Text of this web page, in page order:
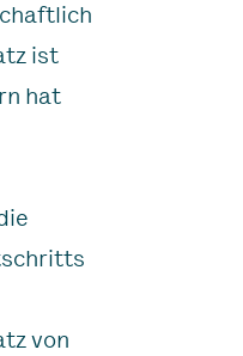
ist
hat
von